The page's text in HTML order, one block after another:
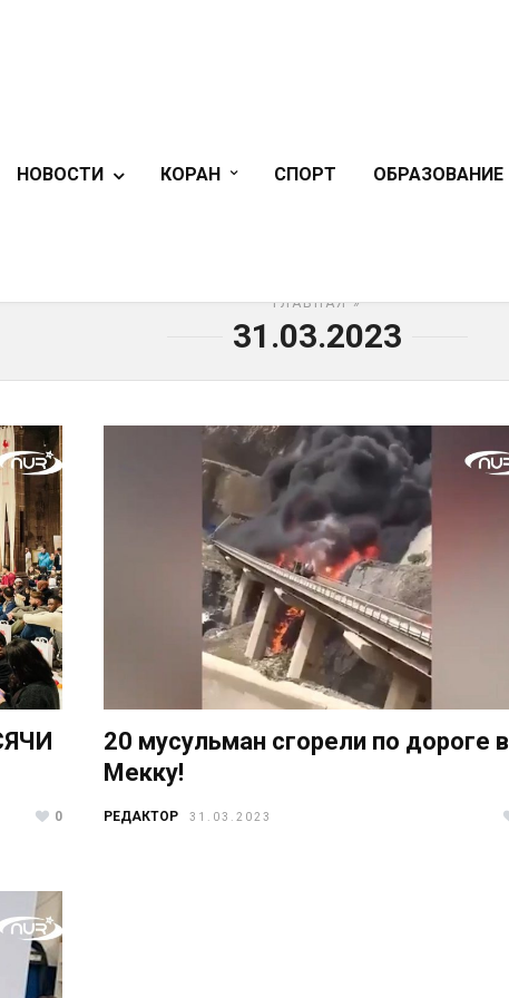
НОВОСТИ КОРАН СПОРТ ОБРАЗОВАНИЕ
ГЛАВНАЯ»
31.03.2023
0
20 мусульман сгорели по дороге в
Мекку!
РЕДАКТОР 31.03.2023